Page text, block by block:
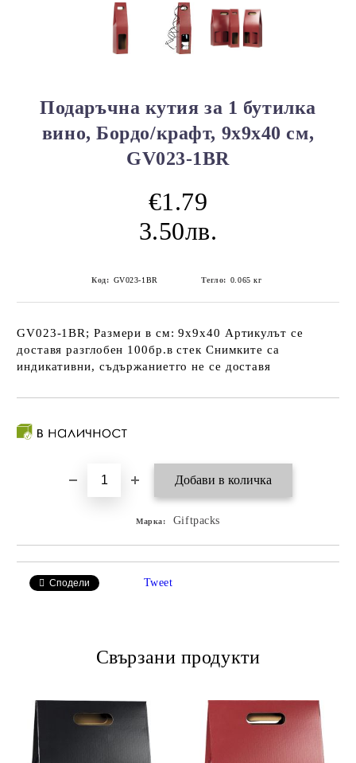
Подаръчна кутия за 1 бутилка
вино, Бордо/крафт, 9х9х40 см,
GV023-1BR
€1.79
3.50лв.
Код: GV023-1BR Тегло: 0.065 кг
GV023-1BR; Размери в см: 9х9х40 Артикулът се
доставя разглобен 100бр.в стек Снимките са
индикативни, съдържаниетго не се доставя
Марка: Giftpacks
Сподели Tweet
Свързани продукти